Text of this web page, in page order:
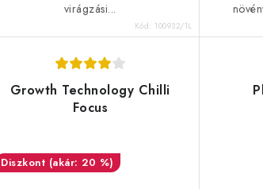
virágzási...
Kód: 100932/1L
Growth Technology Chilli
Focus
(akár: 20 %)